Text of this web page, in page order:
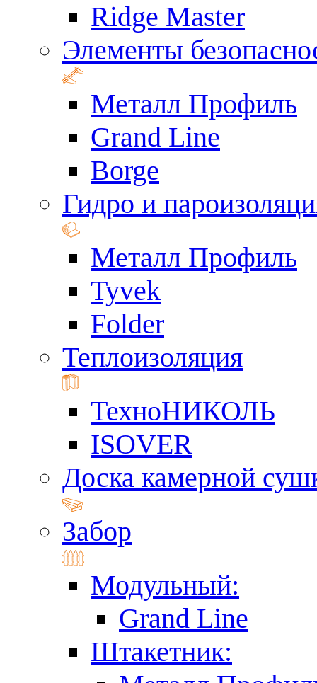
Ridge Master
Элементы
Металл Профиль
Grand Line
Borge
Гидро и
Металл Профиль
Tyvek
Folder
Теплоизоляция
ТехноНИКОЛЬ
ISOVER
Доска камерной
Забор
Модульный:
Grand Line
Штакетник: